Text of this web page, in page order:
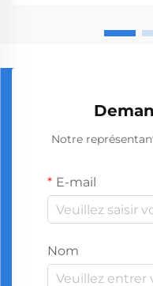
Notre
E-mail
Nom